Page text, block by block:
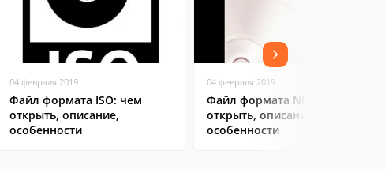
04 февраля 2019
Файл формата ISO: чем
открыть, описание,
особенности
04 февраля 2019
Файл формата NRG: чем
открыть, описание,
особенности